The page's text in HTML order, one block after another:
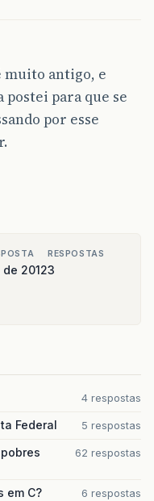
muito antigo, e
postei para que se
por esse
de 2012
RESPOSTAS
3
4 respostas
Federal 5 respostas
62 respostas
em C? 6 respostas